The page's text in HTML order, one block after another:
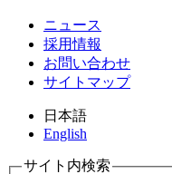
ニュース
採用情報
お問い合わせ
サイトマップ
日本語
English
サイト内検索